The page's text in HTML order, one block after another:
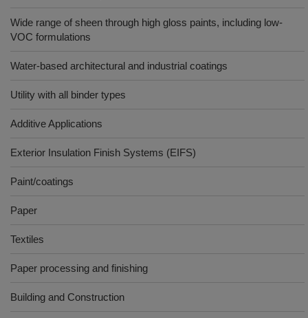
Wide range of sheen through high gloss paints, including low-
VOC formulations
Water-based architectural and industrial coatings
Utility with all binder types
Additive Applications
Exterior Insulation Finish Systems (EIFS)
Paint/coatings
Paper
Textiles
Paper processing and finishing
Building and Construction